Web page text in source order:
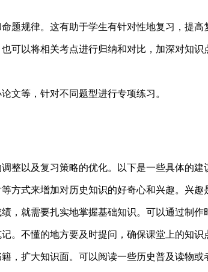
题规律。这有助于学生有针对性地复习，提高
可以将相关考点进行归纳和对比，加深对知识
文等，针对不同题型进行专项练习。
整以及复习策略的优化。以下是一些具体的建
方式来增加对历史知识的好奇心和兴趣。兴
，就需要扎实地掌握基础知识。可以通过制
。不懂的地方要及时提问，确保课堂上的知识
，扩大知识面。可以阅读一些历史普及读物